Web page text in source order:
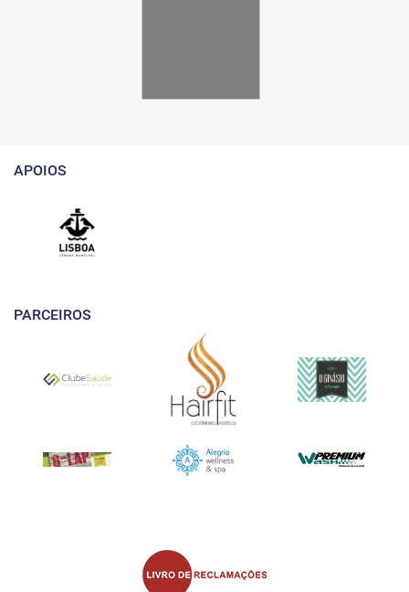
APOIOS
PARCEIROS